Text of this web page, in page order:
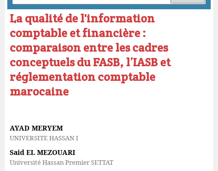
La qualité de l'information
comptable et financière :
comparaison entre les cadres
conceptuels du FASB, l’IASB et
réglementation comptable
marocaine
AYAD MERYEM
UNIVERSITE HASSAN I
Said EL MEZOUARI
Université Hassan Premier SETTAT